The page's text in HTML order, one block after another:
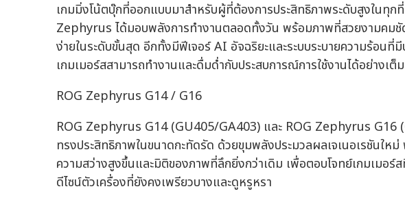
เกมมิ่งโน้ตบุ๊กที่ออกแบบมาสำหรับผู้ที่ต้องการประสิทธิภาพระดับสูงในทุก
Zephyrus ได้มอบพลังการทำงานตลอดทั้งวัน พร้อมภาพที่สวยงามคมชั
ง่ายในระดับขั้นสุด อีกทั้งมีฟีเจอร์ AI อัจฉริยะและระบบระบายความร้อนที่
เกมเมอร์สสามารถทำงานและดื่มด่ำกับประสบการณ์การใช้งานได้อย่างเต็
ROG Zephyrus G14 / G16
ROG Zephyrus G14 (GU405/GA403) และ ROG Zephyrus G16
ทรงประสิทธิภาพในขนาดกะทัดรัด ด้วยขุมพลังประมวลผลเจเนอเรชันให
ความสว่างสูงขึ้นและมิติของภาพที่ลึกยิ่งกว่าเดิม เพื่อตอบโจทย์เกมเมอร์
ดีไซน์ตัวเครื่องที่ยังคงเพรียวบางและดูหรูหรา